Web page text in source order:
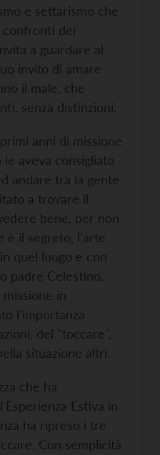
e settarismo che
confronti dei
a guardare al
invito di amare
il male, che
senza distinzioni.
anni di missione
aveva consigliato
andare tra la gente
a trovare il
bene, per non
è il segreto, l'arte
quel luogo e con
padre Celestino,
in
l'importanza
del "toccare",
situazione altri.
che ha
Estiva in
ha ripreso i tre
Con semplicità